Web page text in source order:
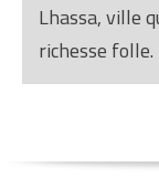
Lhassa, ville
richesse
Tibétains,